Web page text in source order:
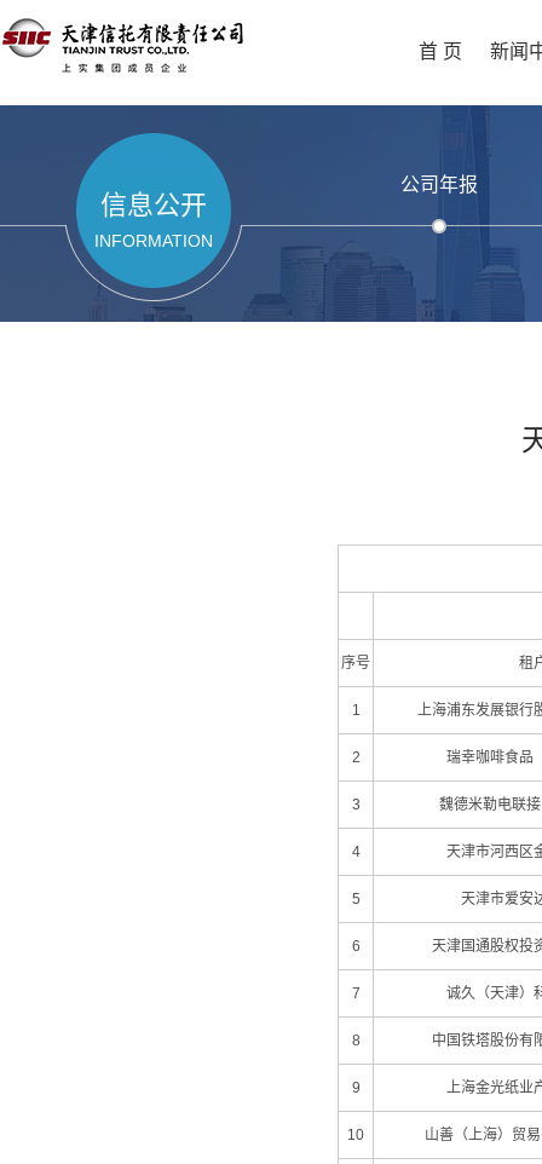
首 页 新闻
信息公开
INFORMATION
公司年报
序号 租
1 上海浦东发展银行
2 瑞幸咖啡食品
3 魏德米勒电联
4 天津市河西区
5 天津市爱安
6 天津国通股权投
7 诚久（天津）
8 中国铁塔股份有
9 上海金光纸业
10 山善（上海）贸